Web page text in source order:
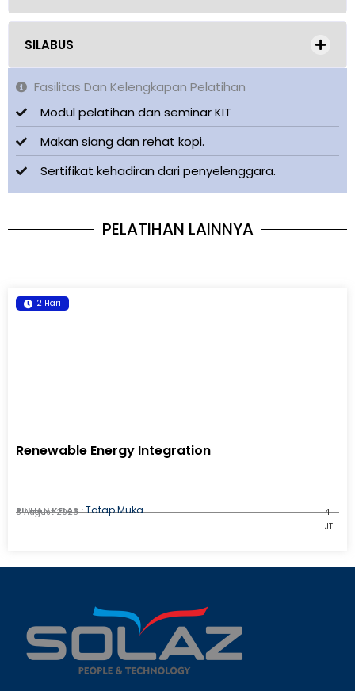
SILABUS
Fasilitas Dan Kelengkapan Pelatihan
Modul pelatihan dan seminar KIT
Makan siang dan rehat kopi.
Sertifikat kehadiran dari penyelenggara.
PELATIHAN LAINNYA
2 Hari
Renewable Energy Integration
PILIHAN KELAS :Tatap Muka
8 August 2026
4
JT